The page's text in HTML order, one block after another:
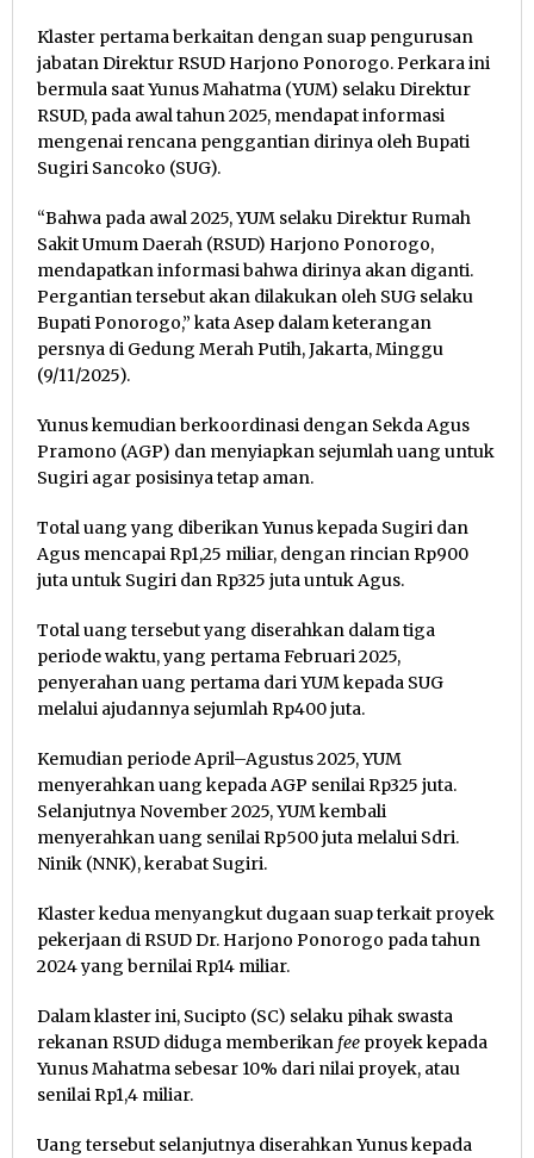
Klaster pertama berkaitan dengan suap pengurusan
jabatan Direktur RSUD Harjono Ponorogo. Perkara ini
bermula saat Yunus Mahatma (YUM) selaku Direktur
RSUD, pada awal tahun 2025, mendapat informasi
mengenai rencana penggantian dirinya oleh Bupati
Sugiri Sancoko (SUG).
“Bahwa pada awal 2025, YUM selaku Direktur Rumah
Sakit Umum Daerah (RSUD) Harjono Ponorogo,
mendapatkan informasi bahwa dirinya akan diganti.
Pergantian tersebut akan dilakukan oleh SUG selaku
Bupati Ponorogo,” kata Asep dalam keterangan
persnya di Gedung Merah Putih, Jakarta, Minggu
(9/11/2025).
Yunus kemudian berkoordinasi dengan Sekda Agus
Pramono (AGP) dan menyiapkan sejumlah uang untuk
Sugiri agar posisinya tetap aman.
Total uang yang diberikan Yunus kepada Sugiri dan
Agus mencapai Rp1,25 miliar, dengan rincian Rp900
juta untuk Sugiri dan Rp325 juta untuk Agus.
Total uang tersebut yang diserahkan dalam tiga
periode waktu, yang pertama Februari 2025,
penyerahan uang pertama dari YUM kepada SUG
melalui ajudannya sejumlah Rp400 juta.
Kemudian periode April–Agustus 2025, YUM
menyerahkan uang kepada AGP senilai Rp325 juta.
Selanjutnya November 2025, YUM kembali
menyerahkan uang senilai Rp500 juta melalui Sdri.
Ninik (NNK), kerabat Sugiri.
Klaster kedua menyangkut dugaan suap terkait proyek
pekerjaan di RSUD Dr. Harjono Ponorogo pada tahun
2024 yang bernilai Rp14 miliar.
Dalam klaster ini, Sucipto (SC) selaku pihak swasta
rekanan RSUD diduga memberikan fee proyek kepada
Yunus Mahatma sebesar 10% dari nilai proyek, atau
senilai Rp1,4 miliar.
Uang tersebut selanjutnya diserahkan Yunus kepada